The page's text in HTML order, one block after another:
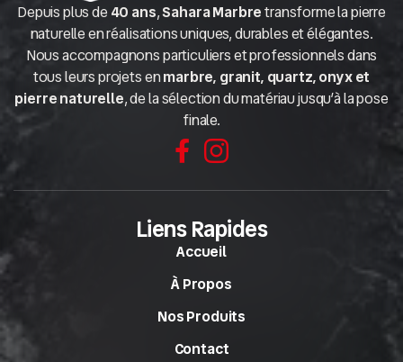
Depuis plus de 40 ans,Sahara Marbretransforme la pierre
naturelle en réalisations uniques, durables et élégantes.
Nous accompagnons particuliers et professionnels dans
tous leurs projets enmarbre, granit, quartz, onyx et
pierre naturelle, de la sélection du matériau jusqu’à la pose
finale.
Liens Rapides
Accueil
À Propos
Nos Produits
Contact